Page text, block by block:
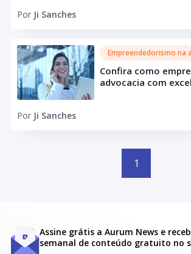
Por Ji Sanches
Empreendedorismo na
Confira como
advocacia com
Por Ji Sanches
1
Assine grátis a Aurum News e
semanal de conteúdo gratuito no